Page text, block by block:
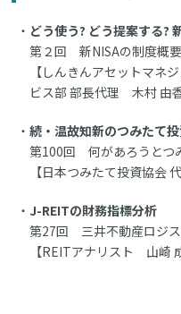
どう使う? どう提案する?
第２回 新NISAの制度概要
【しんきんアセットマネ
ビス部 部長代理 木村 由香
続・温故知新のつみたて
第100回 何があろうとつ
【日本つみたて投資協会
J-REITの財務指標分析
第27回 三井不動産ロジ
【REITアナリスト 山崎